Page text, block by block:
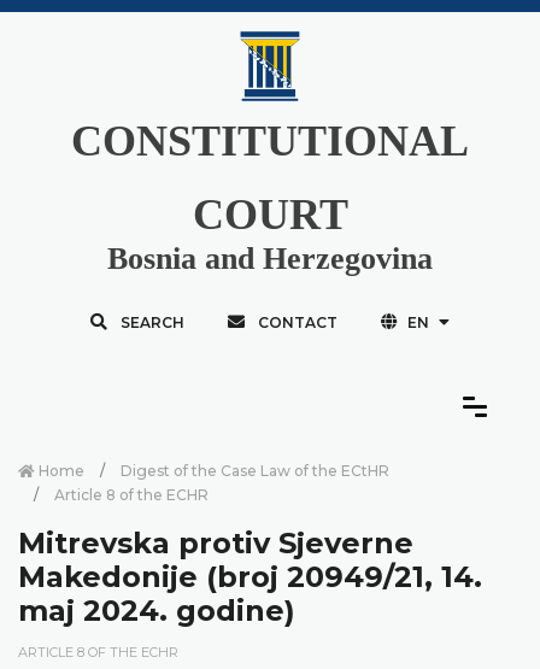
CONSTITUTIONAL
COURT
Bosnia and Herzegovina
SEARCH CONTACT EN
Home
Digest of the Case Law of the ECtHR
Article 8 of the ECHR
Mitrevska protiv Sjeverne
Makedonije (broj 20949/21, 14.
maj 2024. godine)
ARTICLE 8 OF THE ECHR